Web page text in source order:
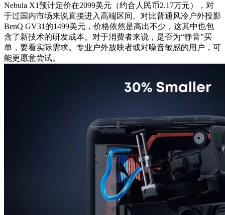
Nebula X1预计定价在2099美元（约合人民币2.17万元），对
于过国内市场来说直接进入高端区间。对比普通风冷户外投影
BenQ GV31的1499美元，价格依然是高出不少，这其中也包
含了新技术的研发成本。对于消费者来说，是否为“静音”买
单，要看实际需求。专业户外放映者或对噪音敏感的用户，可
能更愿意尝试。